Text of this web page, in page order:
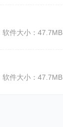
软件大小：47.7MB
软件大小：47.7MB